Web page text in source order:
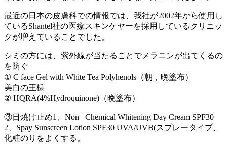
最近の日本の皮膚科での情報では、我社が2002年から使用し
ているShantel社の医療スキンケヤーを採用しているクリニッ
クが増えていることでした。
シミの方には、紫外線が当たることでメラニンが出てくるの
を防ぐ
① C face Gel with White Tea Polyhenols（朝，晩塗布）
美白の王様
② HQRA(4%Hydroquinone)（晩塗布）
③日焼け止め1、Non –Chemical Whitening Day Cream SPF30
2、Spay Sunscreen Lotion SPF30 UVA/UVB(スプレータイプ、
化粧のりをよくする。